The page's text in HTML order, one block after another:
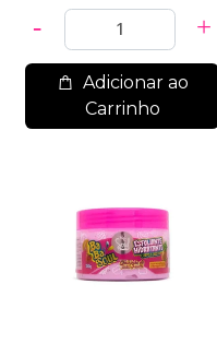
Adicionar ao
Carrinho